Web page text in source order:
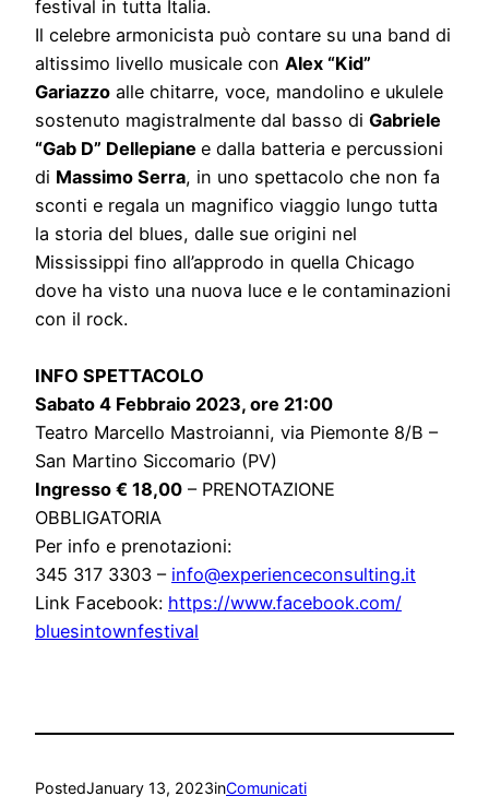
festival in tutta Italia.
Il celebre armonicista può contare su una band di
altissimo livello musicale con Alex “Kid”
Gariazzo alle chitarre, voce, mandolino e ukulele
sostenuto magistralmente dal basso di Gabriele
“Gab D” Dellepiane e dalla batteria e percussioni
di Massimo Serra, in uno spettacolo che non fa
sconti e regala un magnifico viaggio lungo tutta
la storia del blues, dalle sue origini nel
Mississippi fino all’approdo in quella Chicago
dove ha visto una nuova luce e le contaminazioni
con il rock.
INFO SPETTACOLO
Sabato 4 Febbraio 2023, ore 21:00
Teatro Marcello Mastroianni, via Piemonte 8/B –
San Martino Siccomario (PV)
Ingresso € 18,00 – PRENOTAZIONE
OBBLIGATORIA
Per info e prenotazioni:
345 317 3303 – info@experienceconsulting.it
Link Facebook: https://www.facebook.com/
bluesintownfestival
PostedJanuary 13, 2023inComunicati